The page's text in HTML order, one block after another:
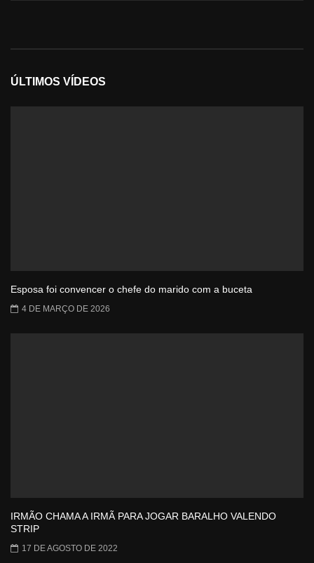
ÚLTIMOS VÍDEOS
Esposa foi convencer o chefe do marido com a buceta
4 DE MARÇO DE 2026
IRMÃO CHAMA A IRMÃ PARA JOGAR BARALHO VALENDO
STRIP
17 DE AGOSTO DE 2022